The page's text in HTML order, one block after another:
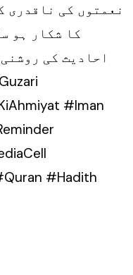
نعمتوں کی ناقدری
کا شکار ہو
احادیث کی
#Iman
#Hadith